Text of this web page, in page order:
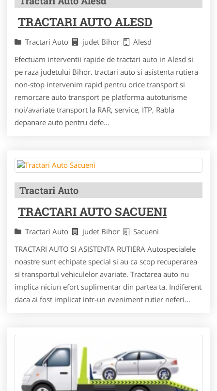
TRACTARI AUTO ALESD
Tractari Auto judet Bihor
Alesd
Efectuam interventii rapide de tractari auto in Alesd si
pe raza judetului Bihor. tractari auto si asistenta rutiera
non-stop intervenim rapid pentru orice transport si
remorcare auto transport pe platforma autoturisme
noi/avariate transport la RAR, service, ITP, Rabla
depanare auto pentru defe...
Tractari Auto
TRACTARI AUTO SACUENI
Tractari Auto judet Bihor
Sacueni
TRACTARI AUTO SI ASISTENTA RUTIERA Autospecialele
noastre sunt echipate special si au ca scop recuperarea
si transportul vehiculelor avariate. Tractarea auto nu
implica niciun efort suplimentar din partea ta. Indiferent
daca ai fost implicat intr-un eveniment rutier neferi...